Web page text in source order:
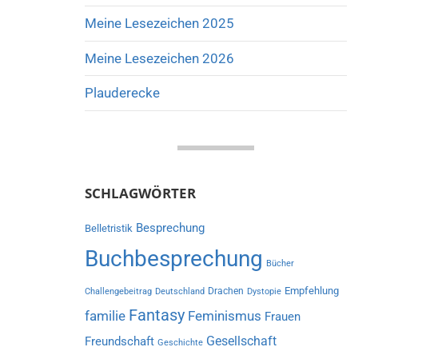
Meine Lesezeichen 2025
Meine Lesezeichen 2026
Plauderecke
SCHLAGWÖRTER
Belletristik Besprechung
Buchbesprechung Bücher
Challengebeitrag Deutschland Drachen Dystopie Empfehlung
familie Fantasy Feminismus Frauen
Freundschaft Geschichte Gesellschaft